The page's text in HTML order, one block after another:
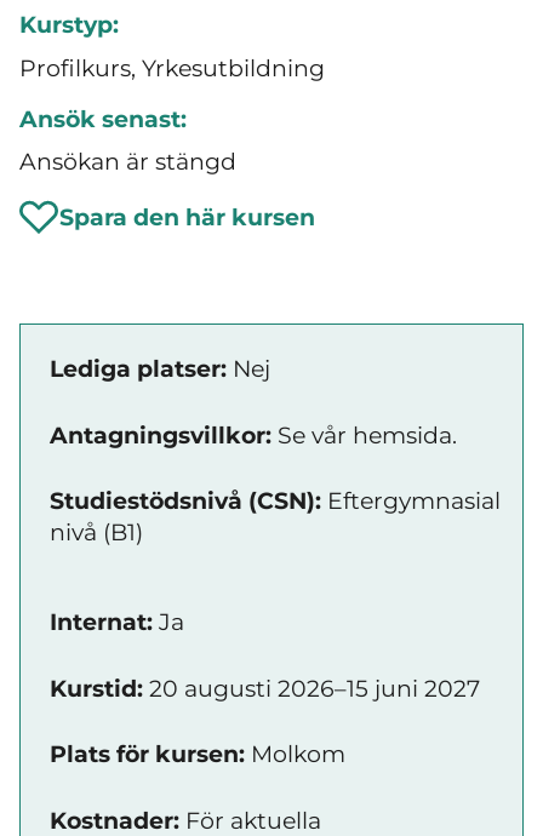
Kurstyp:
Profilkurs, Yrkesutbildning
Ansök senast:
Ansökan är stängd
Spara den här kursen
Lediga platser: Nej
Antagningsvillkor: Se vår hemsida.
Studiestödsnivå (CSN): Eftergymnasial
nivå (B1)
Internat: Ja
Kurstid: 20 augusti 2026–15 juni 2027
Plats för kursen: Molkom
Kostnader: För aktuella